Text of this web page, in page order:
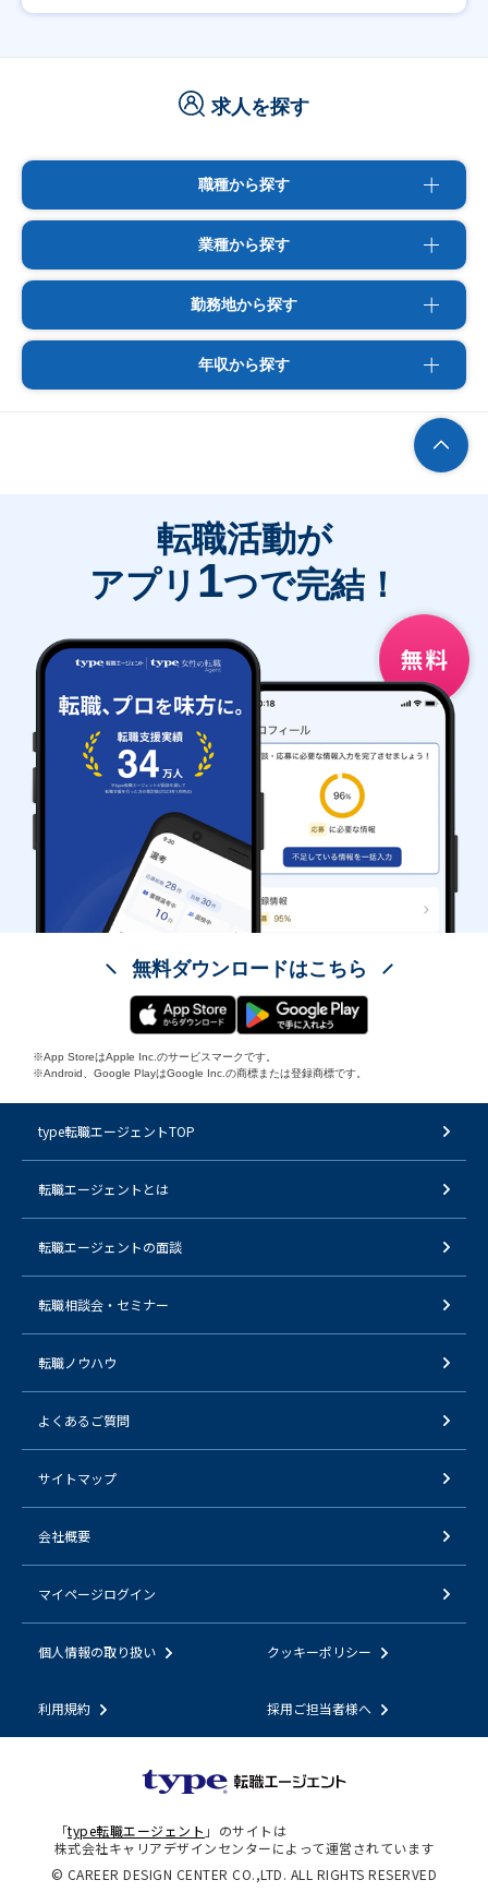
求人を探す
職種から探す
業種から探す
勤務地から探す
年収から探す
転職活動が
アプリ 1つで完結！
無料ダウンロードはこちら
※App StoreはApple Inc.のサービスマークです。
※Android、Google PlayはGoogle Inc.の商標または登録商標です。
type転職エージェントTOP
転職エージェントとは
転職エージェントの面談
転職相談会・セミナー
転職ノウハウ
よくあるご質問
サイトマップ
会社概要
マイページログイン
個人情報の取り扱い クッキーポリシー
利用規約 採用ご担当者様へ
「type転職エージェント 」のサイトは
株式会社キャリアデザインセンターによって運営されています
© CAREER DESIGN CENTER CO.,LTD. ALL RIGHTS RESERVED